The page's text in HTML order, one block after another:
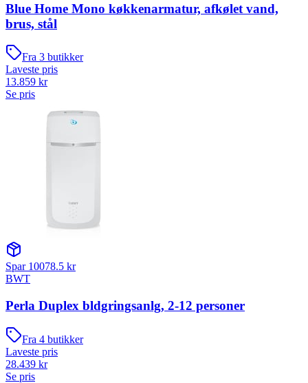
Blue Home Mono køkkenarmatur, afkølet vand,
brus, stål
Fra 3 butikker
Laveste pris
13.859 kr
Se pris
Spar 10078.5 kr
BWT
Perla Duplex bldgringsanlg, 2-12 personer
Fra 4 butikker
Laveste pris
28.439 kr
Se pris